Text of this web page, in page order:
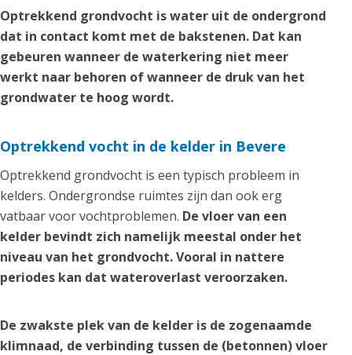
Optrekkend grondvocht is water uit de ondergrond
dat in contact komt met de bakstenen. Dat kan
gebeuren wanneer de waterkering niet meer
werkt naar behoren of wanneer de druk van het
grondwater te hoog wordt.
Optrekkend vocht in de kelder in Bevere
Optrekkend grondvocht is een typisch probleem in
kelders. Ondergrondse ruimtes zijn dan ook erg
vatbaar voor vochtproblemen. De vloer van een
kelder bevindt zich namelijk meestal onder het
niveau van het grondvocht. Vooral in nattere
periodes kan dat wateroverlast veroorzaken.
De zwakste plek van de kelder is de zogenaamde
klimnaad, de verbinding tussen de (betonnen) vloer